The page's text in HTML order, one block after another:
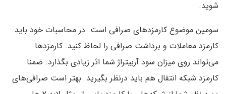
شوید.
سومین موضوع کارمزدهای صرافی است. در محاسبات خود باید
کارمزد معاملات و برداشت صرافی را لحاظ کنید. کارمزدها
می‌تواند روی میزان سود آربیتراژ شما اثر زیادی بگذارد. ضمنا
کارمزد شبکه انتقال هم باید درنظر بگیرید. بهتر است صرافی‌های